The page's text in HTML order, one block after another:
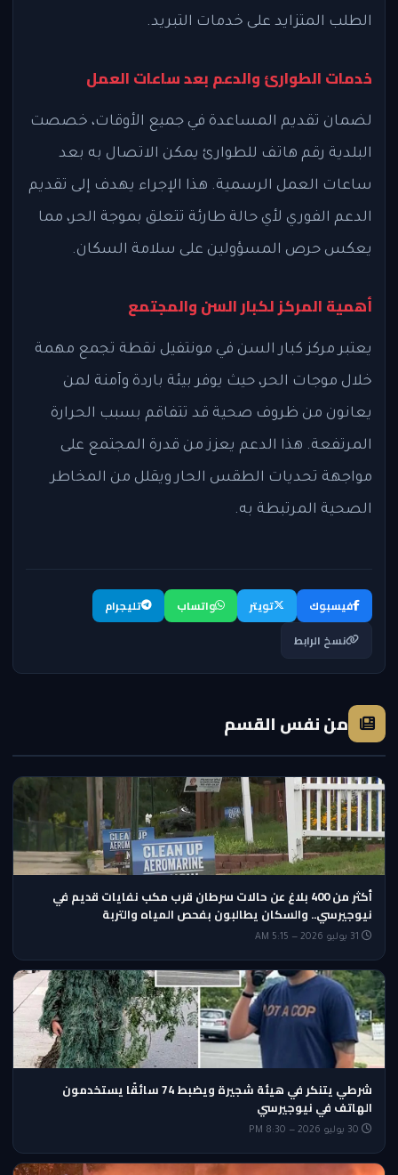
الطلب المتزايد على خدمات التبريد.
خدمات الطوارئ والدعم بعد ساعات العمل
لضمان تقديم المساعدة في جميع الأوقات، خصصت
البلدية رقم هاتف للطوارئ يمكن الاتصال به بعد
ساعات العمل الرسمية. هذا الإجراء يهدف إلى تقديم
الدعم الفوري لأي حالة طارئة تتعلق بموجة الحر، مما
يعكس حرص المسؤولين على سلامة السكان.
أهمية المركز لكبار السن والمجتمع
يعتبر مركز كبار السن في مونتفيل نقطة تجمع مهمة
خلال موجات الحر، حيث يوفر بيئة باردة وآمنة لمن
يعانون من ظروف صحية قد تتفاقم بسبب الحرارة
المرتفعة. هذا الدعم يعزز من قدرة المجتمع على
مواجهة تحديات الطقس الحار ويقلل من المخاطر
الصحية المرتبطة به.
فيسبوك تويتر واتساب
تليجرام
نسخ الرابط
من نفس القسم
أكثر من 400 بلاغ عن حالات سرطان قرب مكب نفايات قديم في
نيوجيرسي.. والسكان يطالبون بفحص المياه والتربة
شرطي يتنكر في هيئة شجيرة ويضبط 74 سائقًا يستخدمون
الهاتف في نيوجيرسي